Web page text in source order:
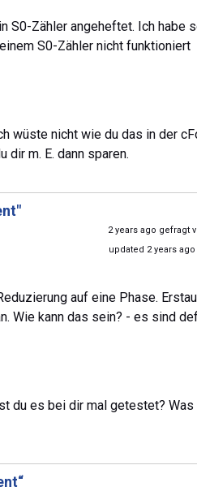
S0-Zähler angeheftet. Ich habe
S0-Zähler nicht funktioniert
wüste nicht wie du das in der
m. E. dann sparen.
2 years ago gefragt
updated 2 years ago
auf eine Phase.
Wie kann das sein? - es sind
du es bei dir mal getestet?